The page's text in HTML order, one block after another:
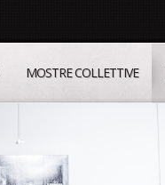
MOSTRE COLLETTIVE